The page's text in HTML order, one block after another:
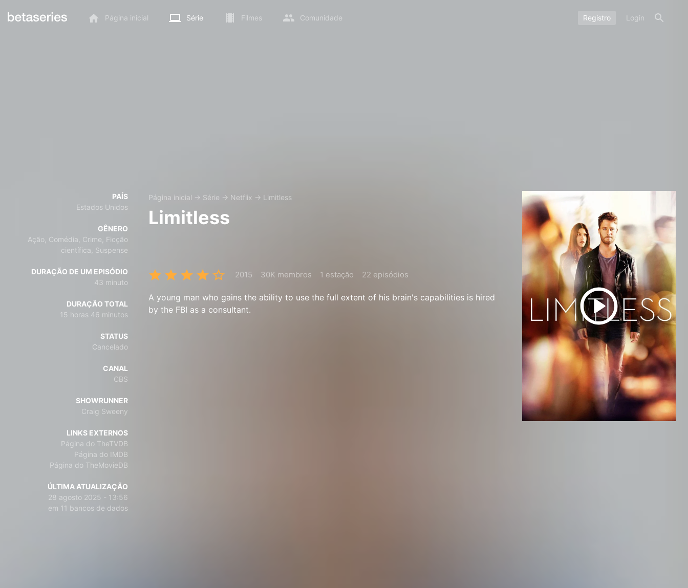
Página inicial Série Filmes Comunidade Registro Login
PAÍS
Estados Unidos
GÊNERO
Ação, Comédia, Crime, Ficção
científica, Suspense
DURAÇÃO DE UM EPISÓDIO
43 minuto
DURAÇÃO TOTAL
15 horas 46 minutos
STATUS
Cancelado
CANAL
CBS
SHOWRUNNER
Craig Sweeny
LINKS EXTERNOS
Página do TheTVDB
Página do IMDB
Página do TheMovieDB
ÚLTIMA ATUALIZAÇÃO
28 agosto 2025 - 13:56
em 11 bancos de dados
Página inicial → Série → Netflix → Limitless
Limitless
2015 30K membros 1 estação 22 episódios
A young man who gains the ability to use the full extent of his brain's capabilities is hired
by the FBI as a consultant.